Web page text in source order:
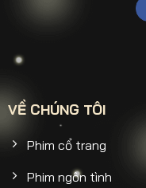
VỀ CHÚNG TÔI
Phim cổ trang
Phim ngôn tình